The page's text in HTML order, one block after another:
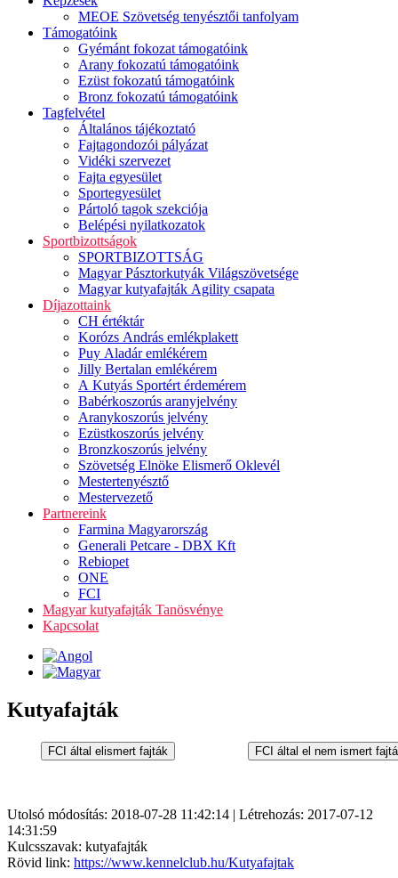
MEOE Szövetség tenyésztői tanfolyam
Támogatóink
Gyémánt fokozat támogatóink
Arany fokozatú támogatóink
Ezüst fokozatú támogatóink
Bronz fokozatú támogatóink
Tagfelvétel
Általános tájékoztató
Fajtagondozói pályázat
Vidéki szervezet
Fajta egyesület
Sportegyesület
Pártoló tagok szekciója
Belépési nyilatkozatok
Sportbizottságok
SPORTBIZOTTSÁG
Magyar Pásztorkutyák Világszövetsége
Magyar kutyafajták Agility csapata
Díjazottaink
CH értéktár
Korózs András emlékplakett
Puy Aladár emlékérem
Jilly Bertalan emlékérem
A Kutyás Sportért érdemérem
Babérkoszorús aranyjelvény
Aranykoszorús jelvény
Ezüstkoszorús jelvény
Bronzkoszorús jelvény
Szövetség Elnöke Elismerő Oklevél
Mestertenyésztő
Mestervezető
Partnereink
Farmina Magyarország
Generali Petcare - DBX Kft
Rebiopet
ONE
FCI
Magyar kutyafajták Tanösvénye
Kapcsolat
Kutyafajták
Utolsó módosítás: 2018-07-28 11:42:14 | Létrehozás: 2017-07-12
14:31:59
Kulcsszavak: kutyafajták
Rövid link: https://www.kennelclub.hu/Kutyafajtak